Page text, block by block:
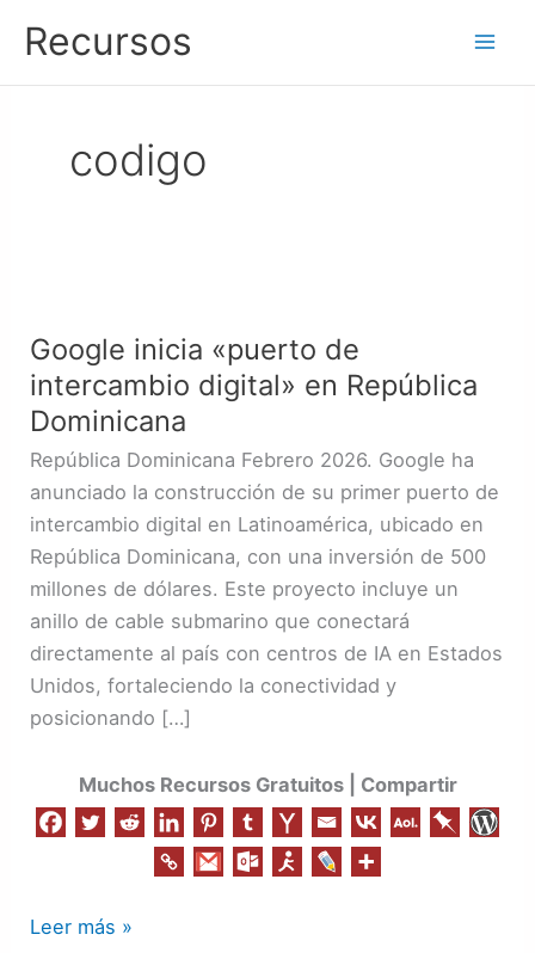
contenido
Recursos
codigo
Google inicia «puerto de
intercambio digital» en República
Dominicana
República Dominicana Febrero 2026. Google ha
anunciado la construcción de su primer puerto de
intercambio digital en Latinoamérica, ubicado en
República Dominicana, con una inversión de 500
millones de dólares. Este proyecto incluye un
anillo de cable submarino que conectará
directamente al país con centros de IA en Estados
Unidos, fortaleciendo la conectividad y
posicionando […]
Muchos Recursos Gratuitos | Compartir
«puerto
de
intercambio
Leer más »